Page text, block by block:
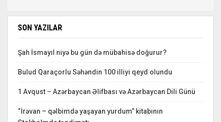
SON YAZILAR
Şah İsmayıl niyə bu gün də mübahisə doğurur?
Bulud Qaraçorlu Səhəndin 100 illiyi qeyd olundu
1 Avqust – Azərbaycan Əlifbası və Azərbaycan Dili Günü
“İrəvan – qəlbimdə yaşayan yurdum” kitabının